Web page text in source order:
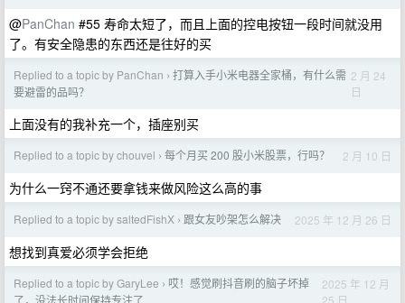
@PanChan #55 寿命太短了，而且上面的控电按钮一段时间就没用
了。有安全隐患的东西还是往好的买
Replied to a topic by PanChan › 打算入手小米电器全家桶，有什么需
要避雷的品吗？
2 月 24
日
上面没有的我补充一个，插座别买
Replied to a topic by chouvel › 每个月买 200 股小米股票，行吗？ 2 月 10 日
为什么一窍不通还要拿钱来做风险这么高的事
Replied to a topic by saltedFishX › 跟女友吵架怎么解决 2025 年 12 月 26 日
想找到真爱必须学会拒绝
Replied to a topic by GaryLee › 哎！感觉刷抖音刷的脑子坏掉
了，没法长时间保持专注了
2025 年 12 月
25 日